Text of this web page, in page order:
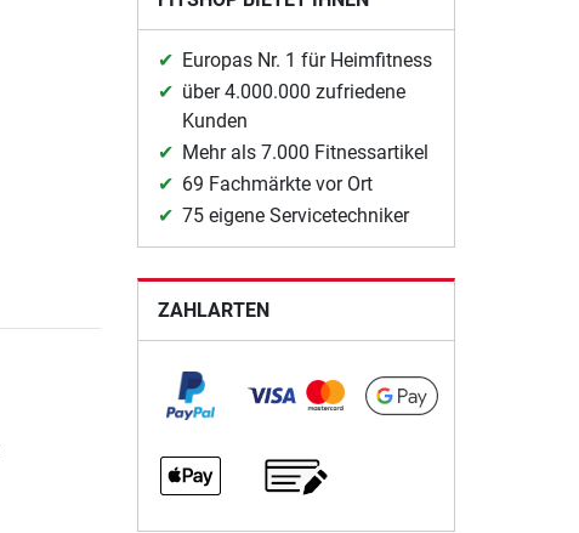
Europas Nr. 1 für Heimfitness
über 4.000.000 zufriedene
Kunden
Mehr als 7.000 Fitnessartikel
69 Fachmärkte vor Ort
75 eigene Servicetechniker
ZAHLARTEN